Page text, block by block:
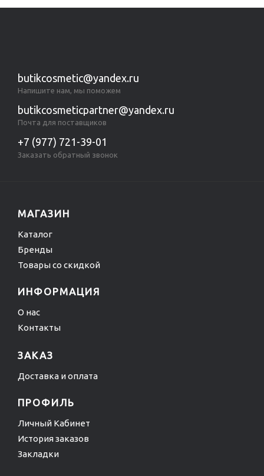
butikcosmetic@yandex.ru
Напишите нам, мы поможем
butikcosmeticpartner@yandex.ru
Почта для поставщиков
+7 (977) 721-39-01
Заказать обратный звонок
МАГАЗИН
Каталог
Бренды
Товары со скидкой
ИНФОРМАЦИЯ
О нас
Контакты
ЗАКАЗ
Доставка и оплата
ПРОФИЛЬ
Личный Кабинет
История заказов
Закладки